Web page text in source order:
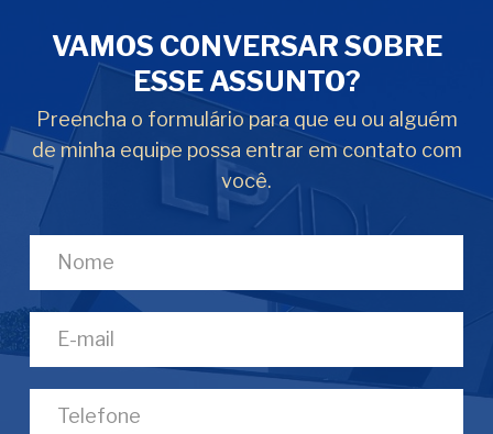
VAMOS CONVERSAR SOBRE
ESSE ASSUNTO?
Preencha o formulário para que eu ou alguém
de minha equipe possa entrar em contato com
você.